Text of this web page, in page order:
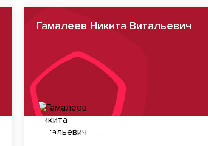
Гамалеев Никита Витальевич